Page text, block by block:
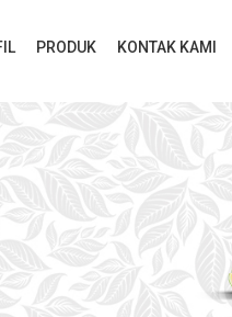
PRODUK KONTAK KAMI